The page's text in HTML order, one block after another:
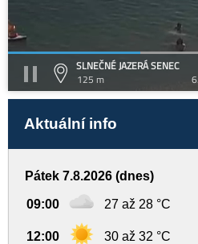
SLNEČNÉ JAZERÁ SENEC
125 m
Aktuální info
Pátek 7.8.2026 (dnes)
09:00 27 až 28 °C
12:00 30 až 32 °C